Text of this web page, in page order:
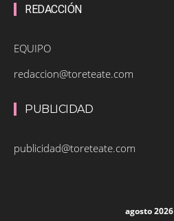
REDACCIÓN
EQUIPO
redaccion@toreteate.com
PUBLICIDAD
publicidad@toreteate.com
agosto 2026